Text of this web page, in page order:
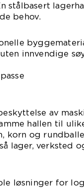
stålbasert
behov.
innvendige
av
hallen til
korn og
lager, verksted
løsninger for